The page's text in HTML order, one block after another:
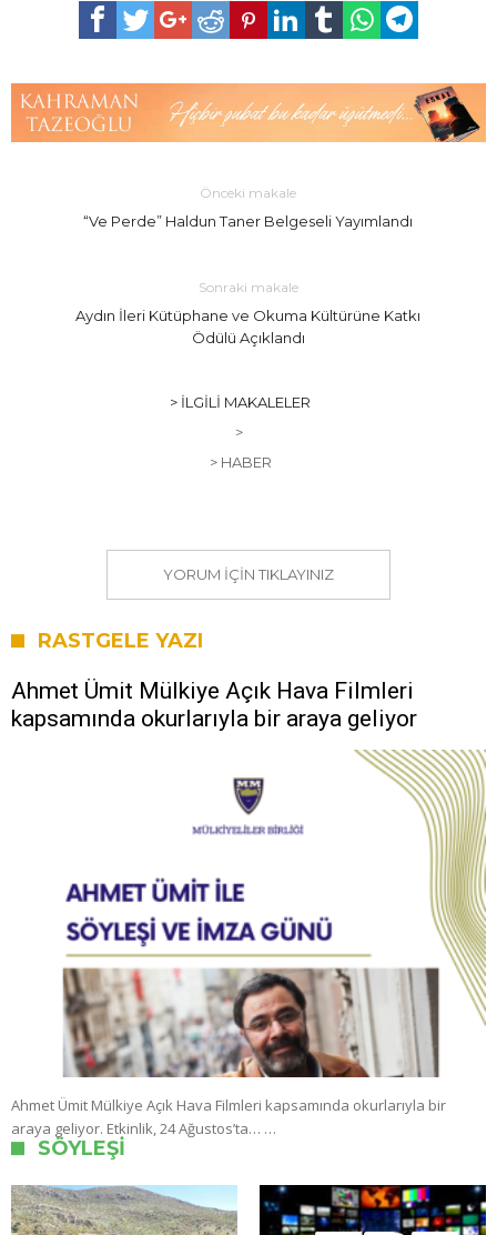
Önceki makale
“Ve Perde” Haldun Taner Belgeseli Yayımlandı
Sonraki makale
Aydın İleri Kütüphane ve Okuma Kültürüne Katkı
Ödülü Açıklandı
> İLGILI MAKALELER
>
> HABER
YORUM IÇIN TIKLAYINIZ
RASTGELE YAZI
Ahmet Ümit Mülkiye Açık Hava Filmleri
kapsamında okurlarıyla bir araya geliyor
Ahmet Ümit Mülkiye Açık Hava Filmleri kapsamında okurlarıyla bir
araya geliyor. Etkinlik, 24 Ağustos’ta… …
SÖYLEŞI